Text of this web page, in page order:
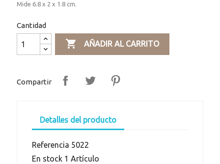
Mide 6.8 x 2 x 1.8 cm.
Cantidad
 AÑADIR AL CARRITO
Compartir
Detalles del producto
Referencia 5022
En stock 1 Artículo